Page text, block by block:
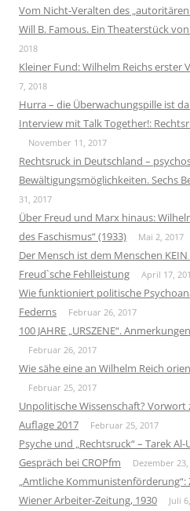
Vom Nicht-Veralten des
Will B. Famous. Ein Theaterstück
2018
Kleiner Fund: Wilhelm Reichs erster
7, 2018
Hurra – die Überwachungspille ist
Interview mit Talk Together!:
November 11, 2017
Rechtsruck in Deutschland –
Bewältigungsmöglichkeiten. Sechs
31, 2017
Über Freud und Marx hinaus:
des Faschismus“ (1933)
Mai 2, 2017
Der Mensch ist dem Menschen
Freud`sche Fehlleistung
April 17,
Wie funktioniert politische
Federns
Februar 26, 2017
100 JAHRE „URSZENE“.
Februar 26, 2017
Wie sähe eine an Wilhelm Reich
Februar 25, 2017
Unpolitische Wissenschaft?
Auflage 2017
Februar 25, 2017
Psyche und „Rechtsruck“ – Tarek
Gespräch bei CROPfm
Dezember
„Amtliche Kommunistenförderung“:
Wiener Arbeiter-Zeitung, 1930
Juli